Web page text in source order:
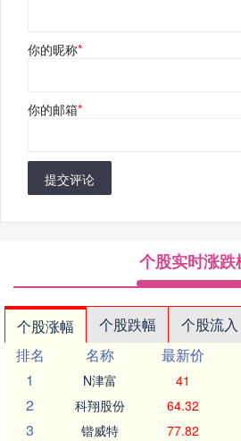
你的昵称*
你的邮箱*
提交评论
个股实时涨跌
个股涨幅 个股跌幅 个股流入
排名
名称 最新价
1
N津富 41
2 科翔股份 64.32
3 锴威特 77.82